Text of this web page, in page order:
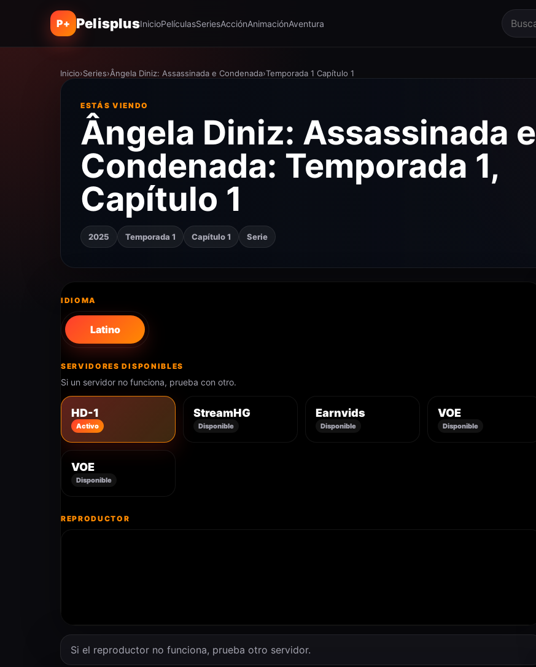
P+ PelisplusInicioPelículasSeriesAcciónAnimaciónAventura
Inicio›Series›Ângela Diniz: Assassinada e Condenada›Temporada 1 Capítulo 1
ESTÁS VIENDO
Ângela Diniz: Assassinada e
Condenada: Temporada 1,
Capítulo 1
2025 Temporada 1 Capítulo 1 Serie
IDIOMA
Latino
SERVIDORES DISPONIBLES
Si un servidor no funciona, prueba con otro.
HD-1
Activo
StreamHG
Disponible
Earnvids
Disponible
VOE
Disponible
VOE
Disponible
REPRODUCTOR
Si el reproductor no funciona, prueba otro servidor.